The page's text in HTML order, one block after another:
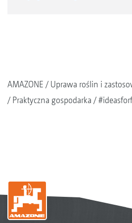
AMAZONE
Uprawa roślin i
Praktyczna gospodarka